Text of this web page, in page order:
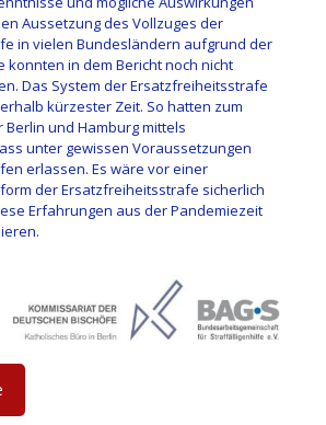
Aussetzung des Vollzuges der
in vielen Bundesländern aufgrund der
konnten in dem Bericht noch nicht
Das System der Ersatzfreiheitsstrafe
kürzester Zeit. So hatten zum
Berlin und Hamburg mittels
unter gewissen Voraussetzungen
erlassen. Es wäre vor einer
der Ersatzfreiheitsstrafe sicherlich
Erfahrungen aus der Pandemiezeit